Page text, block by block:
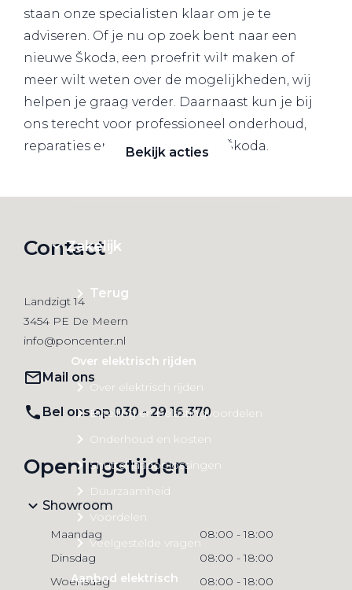
Zakelijke Lease acties
Profiteer van zakelijk
voordeel
Bekijk acties
Zakelijk
Terug
Over elektrisch rijden
Over elektrisch rijden
Bijtelling en belastingvoordelen
Onderhoud en kosten
Shuttel laadoplossingen
Duurzaamheid
Voordelen
Veelgestelde vragen
Aanbod elektrisch
staan onze specialisten klaar om je te
adviseren. Of je nu op zoek bent naar een
nieuwe Škoda, een proefrit wilt maken of
meer wilt weten over de mogelijkheden, wij
helpen je graag verder. Daarnaast kun je bij
ons terecht voor professioneel onderhoud,
reparaties en service aan jouw Škoda.
Contact
Landzigt 14
3454 PE De Meern
info@poncenter.nl
Mail ons
Bel ons op 030 - 29 16 370
Openingstijden
Showroom
Maandag 08:00 -18:00
Dinsdag
08:00 -18:00
Woensdag
08:00 -18:00